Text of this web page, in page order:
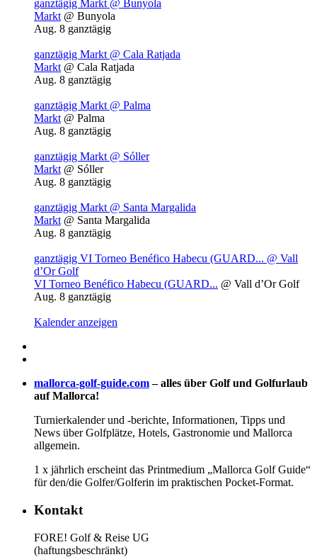
ganztägig Markt @ Bunyola
Markt @ Bunyola
Aug. 8 ganztägig
ganztägig Markt @ Cala Ratjada
Markt @ Cala Ratjada
Aug. 8 ganztägig
ganztägig Markt @ Palma
Markt @ Palma
Aug. 8 ganztägig
ganztägig Markt @ Sóller
Markt @ Sóller
Aug. 8 ganztägig
ganztägig Markt @ Santa Margalida
Markt @ Santa Margalida
Aug. 8 ganztägig
ganztägig VI Torneo Benéfico Habecu (GUARD... @ Vall
d’Or Golf
VI Torneo Benéfico Habecu (GUARD... @ Vall d’Or Golf
Aug. 8 ganztägig
Kalender anzeigen
mallorca-golf-guide.com– alles über Golf und Golfurlaub
auf Mallorca!
Turnierkalender und -berichte, Informationen, Tipps und
News über Golfplätze, Hotels, Gastronomie und Mallorca
allgemein.
1 x jährlich erscheint das Printmedium „Mallorca Golf Guide“
für den/die Golfer/Golferin im praktischen Pocket-Format.
Kontakt
FORE! Golf & Reise UG
(haftungsbeschränkt)